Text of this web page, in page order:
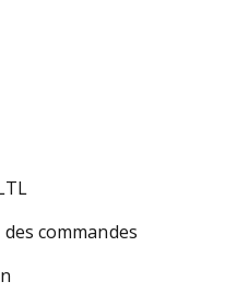
commandes